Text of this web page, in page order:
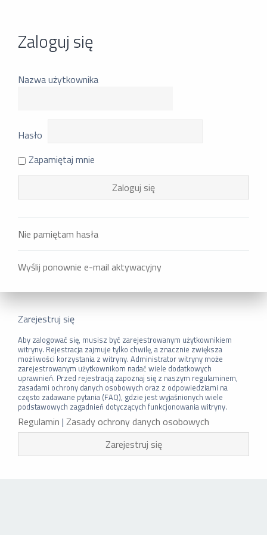
Zaloguj się
Nazwa użytkownika
Hasło
Zapamiętaj mnie
Nie pamiętam hasła
Wyślij ponownie e-mail aktywacyjny
Zarejestruj się
Aby zalogować się, musisz być zarejestrowanym użytkownikiem
witryny. Rejestracja zajmuje tylko chwilę, a znacznie zwiększa
możliwości korzystania z witryny. Administrator witryny może
zarejestrowanym użytkownikom nadać wiele dodatkowych
uprawnień. Przed rejestracją zapoznaj się z naszym regulaminem,
zasadami ochrony danych osobowych oraz z odpowiedziami na
często zadawane pytania (FAQ), gdzie jest wyjaśnionych wiele
podstawowych zagadnień dotyczących funkcjonowania witryny.
Regulamin | Zasady ochrony danych osobowych
Zarejestruj się